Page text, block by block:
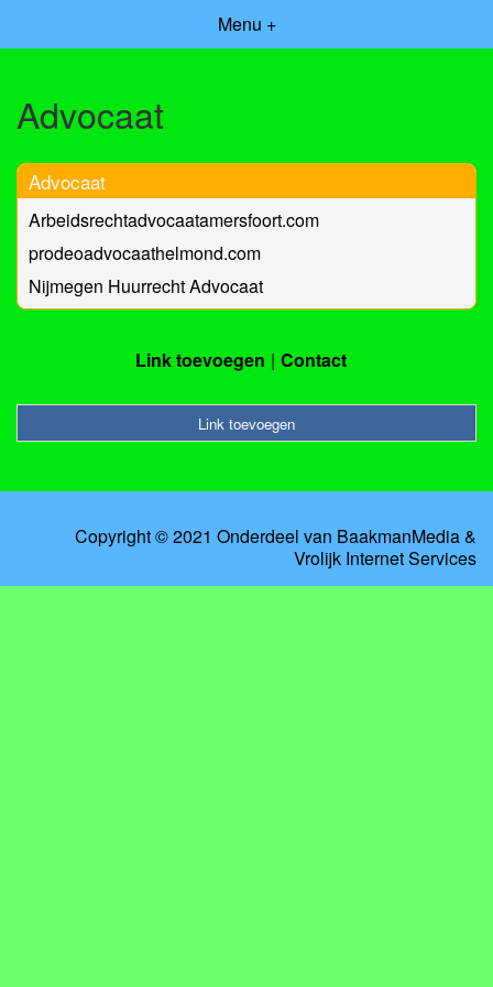
Menu +
Advocaat
Advocaat
Arbeidsrechtadvocaatamersfoort.com
prodeoadvocaathelmond.com
Nijmegen Huurrecht Advocaat
Link toevoegen Contact
Link toevoegen
Copyright © 2021 Onderdeel van BaakmanMedia&
Vrolijk Internet Services